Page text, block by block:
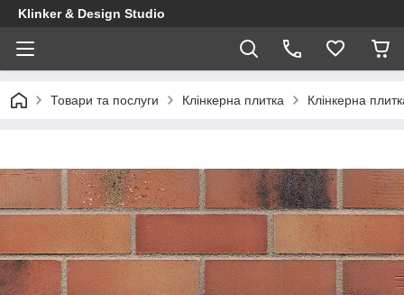
Klinker & Design Studio
Товари та послуги Клінкерна плитка Клінкерна